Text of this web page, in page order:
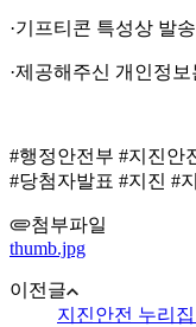
·기프티콘 특성상 발
·제공해주신 개인정
#행정안전부 #지진안
#당첨자발표 #지진 #
첨부파일
thumb.jpg
이전글
지진안전 누리